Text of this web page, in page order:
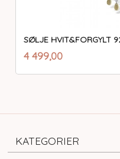
SØLJE HVIT&FORGYLT
Pris
4 499,00mva.
KATEGORIER